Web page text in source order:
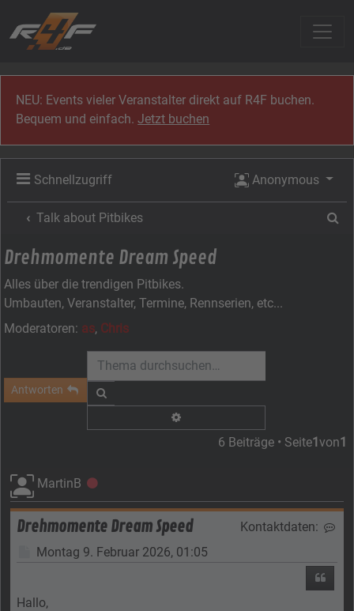
NEU: Events vieler Veranstalter direkt auf R4F buchen.
Bequem und einfach.Jetzt buchen
Schnellzugriff Anonymous
Talk about Pitbikes
Drehmomente Dream Speed
Alles über die trendigen Pitbikes.
Umbauten, Veranstalter, Termine, Rennserien, etc...
Moderatoren: as, Chris
Antworten
6 Beiträge • Seite1von1
MartinB Offline
Drehmomente Dream Speed Kontaktdaten:
Beitrag
Montag 9. Februar 2026, 01:05
Hallo,